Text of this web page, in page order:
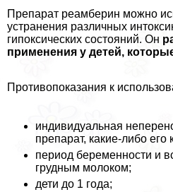
Препарат реамберин можно
устранения различных
гипоксических состояний. Он
применения у детей,
Противопоказания к
индивидуальная
препарат, какие-либо его
период беременности и
грудным молоком;
дети до 1 года;